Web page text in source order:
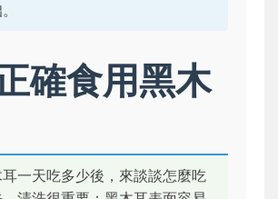
確食用黑木
一天吃多少後，來談談怎麼吃